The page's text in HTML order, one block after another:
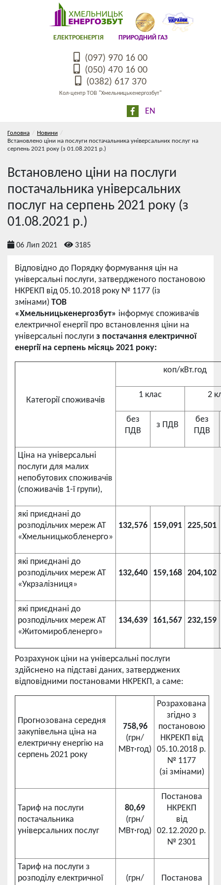
ЕЛЕКТРОЕНЕРГІЯ ПРИРОДНИЙ ГАЗ
(097) 970 16 00
(050) 470 16 00
(0382) 617 370
Кол-центр ТОВ "Хмельницькенергозбут"
EN
Головна
Новини
Встановлено ціни на послуги постачальника універсальних послуг на
серпень 2021 року (з 01.08.2021 р.)
Встановлено ціни на послуги
постачальника універсальних
послуг на серпень 2021 року (з
01.08.2021 р.)
06 Лип 2021 3185
Відповідно до Порядку формування цін на
універсальні послуги, затвердженого постановою
НКРЕКП від 05.10.2018 року № 1177 (із
змінами) ТОВ
«Хмельницькенергозбут» інформує споживачів
електричної енергії про встановлення ціни на
універсальні послуги з постачання електричної
енергії на серпень місяць 2021 року:
Категорії споживачів
коп/кВт.год
1 клас 2
без
ПДВ
з ПДВ
без
ПДВ
Ціна на універсальні
послуги для малих
непобутових споживачів
(споживачів 1-ї групи),
які приєднані до
розподільчих мереж АТ
«Хмельницькобленерго»
132,576 159,091 225,501
які приєднані до
розподільчих мереж АТ
«Укрзалізниця»
132,640 159,168 204,102
які приєднані до
розподільчих мереж АТ
«Житомиробленерго»
134,639 161,567 232,159
Розрахунок ціни на універсальні послуги
здійснено на підставі даних, затверджених
відповідними постановами НКРЕКП, а саме:
Прогнозована середня
закупівельна ціна на
електричну енергію на
серпень 2021 року
758,96
(грн/
МВт·год)
Розрахована
згідно з
постановою
НКРЕКП від
05.10.2018 р.
№ 1177
(зі змінами)
Тариф на послуги
постачальника
універсальних послуг
80,69
(грн/
МВт·год)
Постанова
НКРЕКП
від
02.12.2020 р.
№ 2301
Тариф на послуги з
розподілу електричної
(грн/ Постанова